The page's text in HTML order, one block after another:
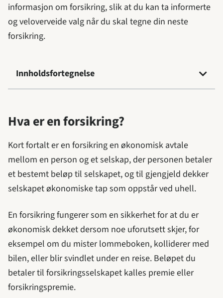
informasjon om forsikring, slik at du kan ta informerte
og veloverveide valg når du skal tegne din neste
forsikring.
Innholdsfortegnelse
Hva er en forsikring?
Kort fortalt er en forsikring en økonomisk avtale
mellom en person og et selskap, der personen betaler
et bestemt beløp til selskapet, og til gjengjeld dekker
selskapet økonomiske tap som oppstår ved uhell.
En forsikring fungerer som en sikkerhet for at du er
økonomisk dekket dersom noe uforutsett skjer, for
eksempel om du mister lommeboken, kolliderer med
bilen, eller blir svindlet under en reise. Beløpet du
betaler til forsikringsselskapet kalles premie eller
forsikringspremie.